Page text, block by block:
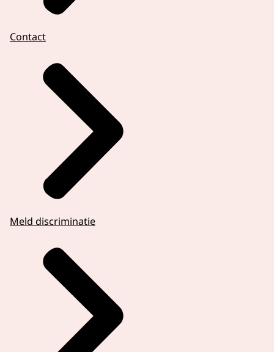
Contact
Meld discriminatie